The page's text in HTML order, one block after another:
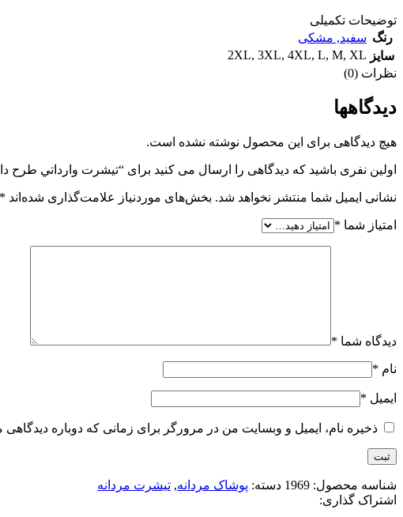
توضیحات تکمیلی
رنگ سفید, مشکی
سایز
2XL, 3XL, 4XL, L, M, XL
نظرات (0)
دیدگاهها
هیچ دیدگاهی برای این محصول نوشته نشده است.
اولین نفری باشید که دیدگاهی را ارسال می کنید برای “تيشرت وارداتي طرح دار
نشانی ایمیل شما منتشر نخواهد شد. بخش‌های موردنیاز علامت‌گذاری شده‌اند *
امتیاز شما *
دیدگاه شما *
نام *
ایمیل *
ذخیره نام، ایمیل و وبسایت من در مرورگر برای زمانی که دوباره
شناسه محصول: 1969 دسته: پوشاک مردانه, تیشرت مردانه
اشتراک گذاری: